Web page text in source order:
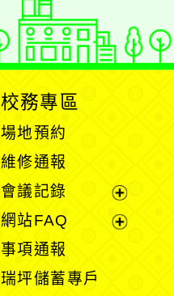
校務專區
場地預約
維修通報
會議記錄
展
開
網站FAQ
事項通報
瑞坪儲蓄專戶